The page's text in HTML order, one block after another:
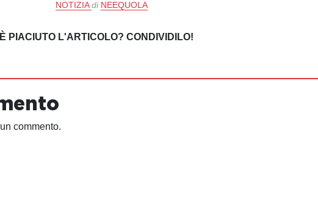
NOTIZIA di NEEQUOLA
PIACIUTO L'ARTICOLO? CONDIVIDILO!
commento.